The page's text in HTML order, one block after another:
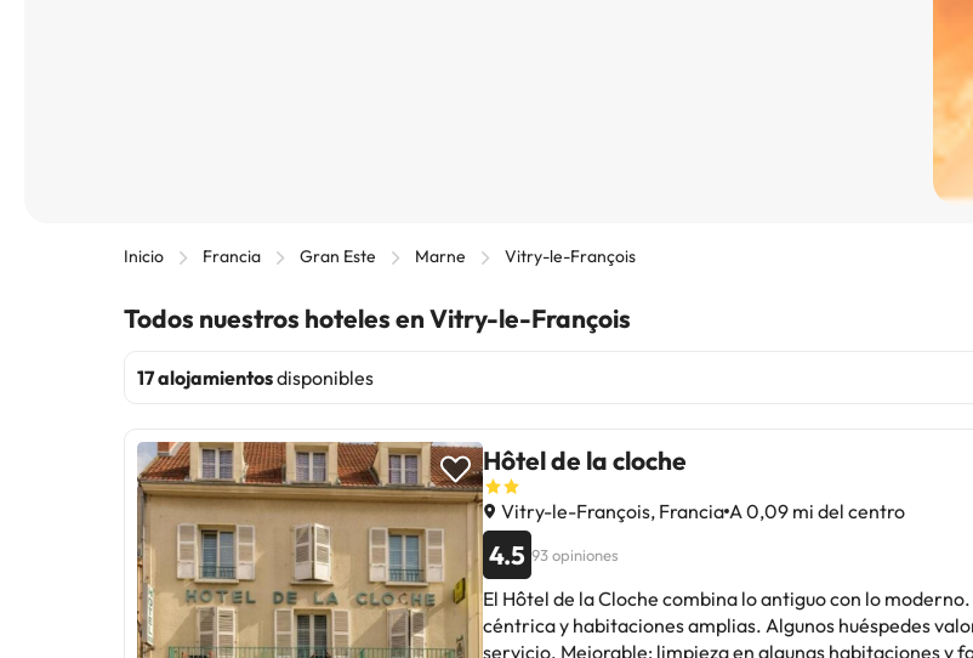
Inicio Francia Gran Este Marne Vitry-le-François
Todos nuestros hoteles en Vitry-le-François
17 alojamientosdisponibles
Hôtel de la cloche
Vitry-le-François, Francia A 0,09 mi del centro
4.5 93 opiniones
El Hôtel de la Cloche combina lo antiguo con lo
céntrica y habitaciones amplias. Algunos huéspedes
servicio. Mejorable: limpieza en algunas habitaciones y